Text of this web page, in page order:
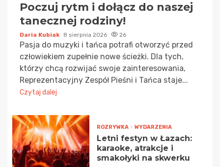
Poczuj rytm i dołącz do naszej
tanecznej rodziny!
Daria Kubiak 8 sierpnia 2026 26
Pasja do muzyki i tańca potrafi otworzyć przed
człowiekiem zupełnie nowe ścieżki. Dla tych,
którzy chcą rozwijać swoje zainteresowania,
Reprezentacyjny Zespół Pieśni i Tańca staje...
Czytaj dalej
ROZRYWKA WYDARZENIA
Letni festyn w Łazach:
karaoke, atrakcje i
smakołyki na skwerku